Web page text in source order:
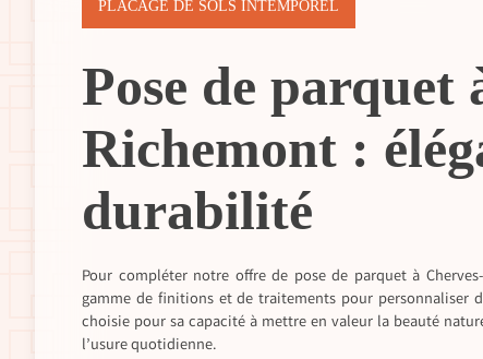
PLACAGE DE SOLS INTEMPOREL
Pose de parquet
Richemont :
durabilité
Pour compléter notre offre de pose de parquet à
gamme de finitions et de traitements pour personnaliser
choisie pour sa capacité à mettre en valeur la beauté
l’usure quotidienne.